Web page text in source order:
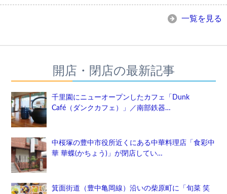
一覧を見る
開店・閉店の最新記事
千里園にニューオープンしたカフェ「Dunk
Café（ダンクカフェ）」／南部鉄器…
中桜塚の豊中市役所近くにある中華料理店「食彩中
華 華蝶(かちょう)」が閉店してい…
箕面街道（豊中亀岡線）沿いの柴原町に「旬菜 笑